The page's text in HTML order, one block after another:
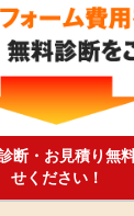
断・お見積り無
せください！